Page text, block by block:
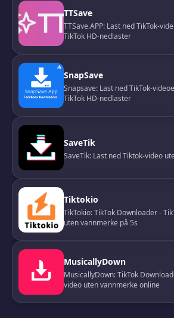
TTSave
TTSave.APP: Last ned TikTok-
TikTok HD-nedlaster
SnapSave
Snapsave: Last ned TikTok-
TikTok HD-nedlaster
SaveTik
SaveTik: Last ned Tiktok-video
Tiktokio
TikTokio: TikTok Downloader -
uten vannmerke på 5s
MusicallyDown
MusicallyDown: TikTok
video uten vannmerke online